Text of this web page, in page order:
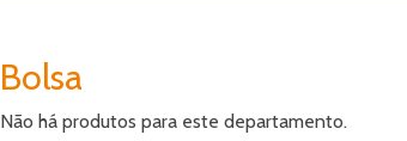
Bolsa
Não há produtos para este departamento.